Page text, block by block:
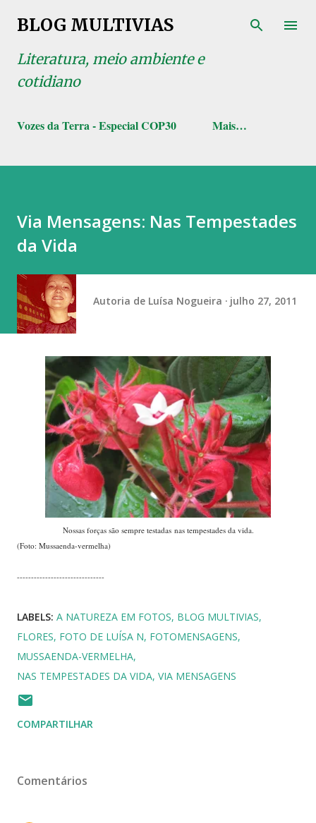
Pular para o conteúdo principal
BLOG MULTIVIAS
Literatura, meio ambiente e
cotidiano
Vozes da Terra - Especial COP30 Mais…
Via Mensagens: Nas Tempestades
da Vida
Autoria de Luísa Nogueira julho 27, 2011
Nossas forças são sempre testadas nas tempestades da vida.
(Foto: Mussaenda-vermelha)
-------------------------------
LABELS: A NATUREZA EM FOTOS BLOG MULTIVIAS
FLORES FOTO DE LUÍSA N FOTOMENSAGENS
MUSSAENDA-VERMELHA
NAS TEMPESTADES DA VIDA VIA MENSAGENS
COMPARTILHAR
Comentários